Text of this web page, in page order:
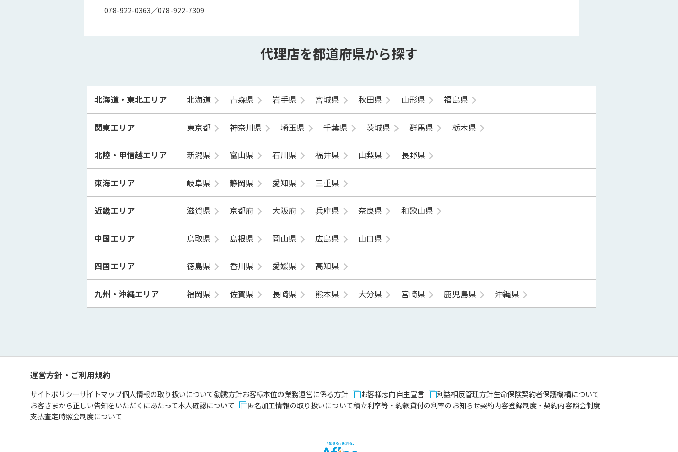
078-922-0363／078-922-7309
代理店を都道府県から探す
北海道・東北エリア 北海道 青森県 岩手県 宮城県 秋田県 山形県 福島県
関東エリア 東京都 神奈川県 埼玉県 千葉県 茨城県 群馬県 栃木県
北陸・甲信越エリア 新潟県 富山県 石川県 福井県 山梨県 長野県
東海エリア 岐阜県 静岡県 愛知県 三重県
近畿エリア 滋賀県 京都府 大阪府 兵庫県 奈良県 和歌山県
中国エリア 鳥取県 島根県 岡山県 広島県 山口県
四国エリア 徳島県 香川県 愛媛県 高知県
九州・沖縄エリア 福岡県 佐賀県 長崎県 熊本県 大分県 宮崎県 鹿児島県 沖縄県
運営方針・ご利用規約
サイトポリシーサイトマップ個人情報の取り扱いについて勧誘方針お客様本位の業務運営に係る方針 お客様志向自主宣言 利益相反管理方針生命保険契約者保護機構について
お客さまから正しい告知をいただくにあたって本人確認について 匿名加工情報の取り扱いについて積立利率等・約款貸付の利率のお知らせ契約内容登録制度・契約内容照会制度
支払査定時照会制度について